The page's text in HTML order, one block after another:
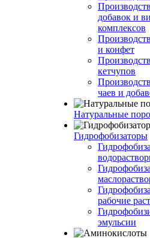
добавок и
комплексов
и конфет
кетчупов
чаев и
Натуральные
Гидрофобизаторы
рабочие
эмульсии